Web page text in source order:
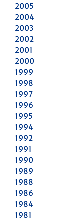
2005
2004
2003
2002
2001
2000
1999
1998
1997
1996
1995
1994
1992
1991
1990
1989
1988
1986
1984
1981